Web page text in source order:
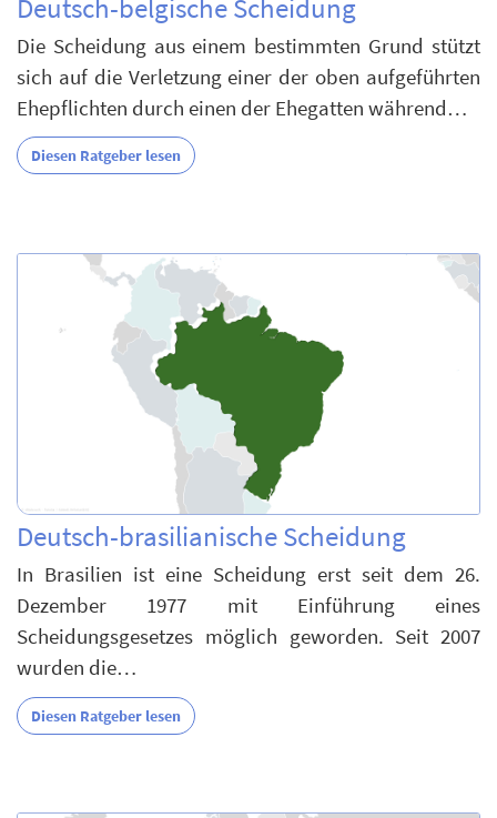
Deutsch-belgische Scheidung
Die Scheidung aus einem bestimmten Grund stützt
sich auf die Verletzung einer der oben aufgeführten
Ehepflichten durch einen der Ehegatten während…
Diesen Ratgeber lesen
Deutsch-brasilianische Scheidung
In Brasilien ist eine Scheidung erst seit dem 26.
Dezember 1977 mit Einführung eines
Scheidungsgesetzes möglich geworden. Seit 2007
wurden die…
Diesen Ratgeber lesen